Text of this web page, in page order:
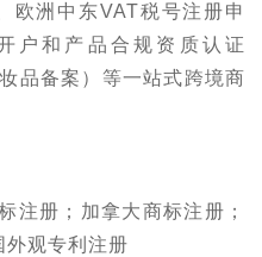
欧洲中东VAT税号注册申
户和产品合规资质认证
品备案）等一站式跨境商
注册；加拿大商标注册；
外观专利注册